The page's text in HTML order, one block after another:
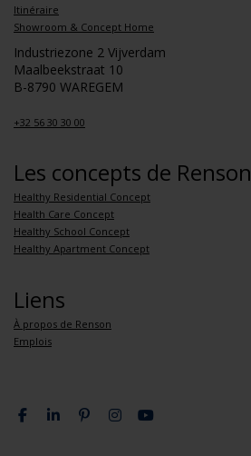
Itinéraire
Showroom & Concept Home
Industriezone 2 Vijverdam
Maalbeekstraat 10
B-8790 WAREGEM
+32 56 30 30 00
Les concepts de Renson
Healthy Residential Concept
Health Care Concept
Healthy School Concept
Healthy Apartment Concept
Liens
À propos de Renson
Emplois